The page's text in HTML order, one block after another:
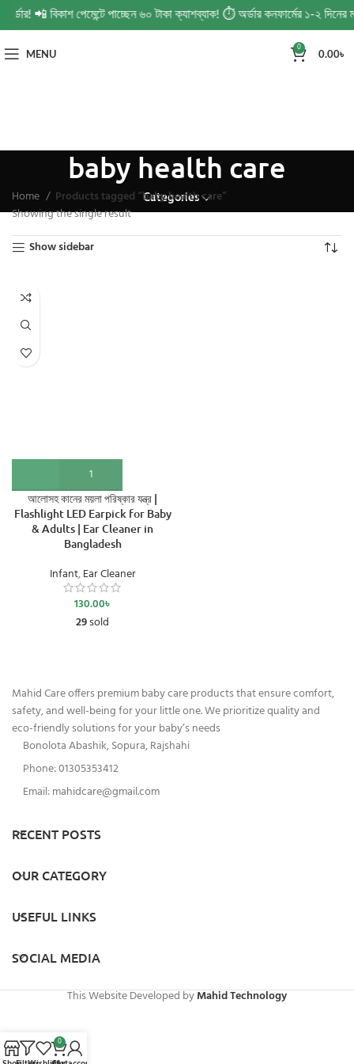
📲 বিকাশ পেমেন্টে পাচ্ছেন ৬০ টাকা ক্যাশব্যাক! ⏱️ অর্ডার কনফার্মের ১-২
MENU 0 0.00৳
baby health care
Categories
Home
Products tagged “baby health care”
Showing the single result
Show sidebar
আলোসহ কানের ময়লা পরিষ্কার যন্ত্র |
Flashlight LED Earpick for Baby
& Adults | Ear Cleaner in
Bangladesh
Infant,Ear Cleaner
130.00৳
29sold
Mahid Care offers premium baby care products that ensure comfort,
safety, and well-being for your little one. We prioritize quality and
eco-friendly solutions for your baby’s needs
Bonolota Abashik, Sopura, Rajshahi
Phone: 01305353412
Email:mahidcare@gmail.com
RECENT POSTS
OUR CATEGORY
USEFUL LINKS
SOCIAL MEDIA
This Website Developed byMahid Technology
0